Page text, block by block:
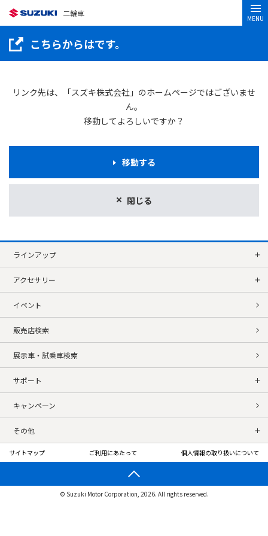
二輪車
MENU
こちらからはです。
リンク先は、「スズキ株式会社」のホームページではございませ
ん。
移動してよろしいですか？
閉じる
移動する
ラインアップ
アクセサリー
イベント
販売店検索
展示車・試乗車検索
サポート
キャンペーン
その他
サイトマップ ご利用にあたって 個人情報の取り扱いについて
© Suzuki Motor Corporation, 2026. All rights reserved.